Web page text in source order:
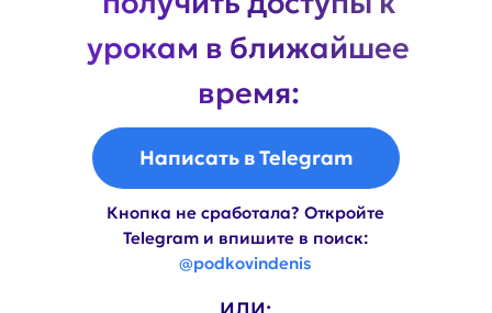
Написать в MAX
Кнопка не сработала? Откройте
Telegram и впишите в поиск:
Написать в Telegram